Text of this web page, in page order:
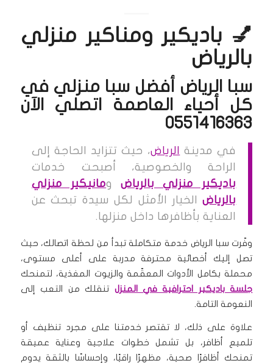
💅 باديكير ومناكير منزلي
بالرياض
سبا الرياض أفضل سبا منزلي في
كل أحياء العاصمة اتصلي الآن
0551416363
في مدينة الرياض، حيث تتزايد الحاجة إلى
الراحة والخصوصية، أصبحت خدمات
باديكير منزلي بالرياضومانيكير منزلي
بالرياضالخيار الأمثل لكل سيدة تبحث عن
العناية بأظافرها داخل منزلها.
وفّرت سبا الرياض خدمة متكاملة تبدأ من لحظة اتصالك، حيث
تصل إليك أخصائية محترفة مدربة على أعلى مستوى،
محملة بكامل الأدوات المعقّمة والزيوت المغذية، لتمنحك
جلسة باديكير احترافية في المنزل تنقلك من التعب إلى
النعومة التامة.
علاوة على ذلك، لا تقتصر خدمتنا على مجرد تنظيف أو
تلميع أظافر، بل تشمل خطوات علاجية وعناية عميقة
تمنحك أظافرًا صحية، مظهرًا راقيًا، وإحساسًا بالثقة يدوم